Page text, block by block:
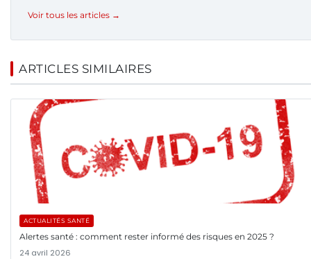
Voir tous les articles →
ARTICLES SIMILAIRES
ACTUALITÉS SANTÉ
Alertes santé : comment rester informé des risques en 2025 ?
24 avril 2026